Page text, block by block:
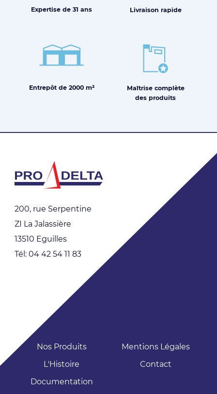
Expertise de 31 ans Livraison rapide
Entrepôt de 2000 m² Maîtrisecomplète
des produits
200, rue Serpentine
ZI La Jalassière
13510 Eguilles
Tél: 04 42 54 11 83
Nos Produits
L'Histoire
Documentation
Mentions Légales
Contact